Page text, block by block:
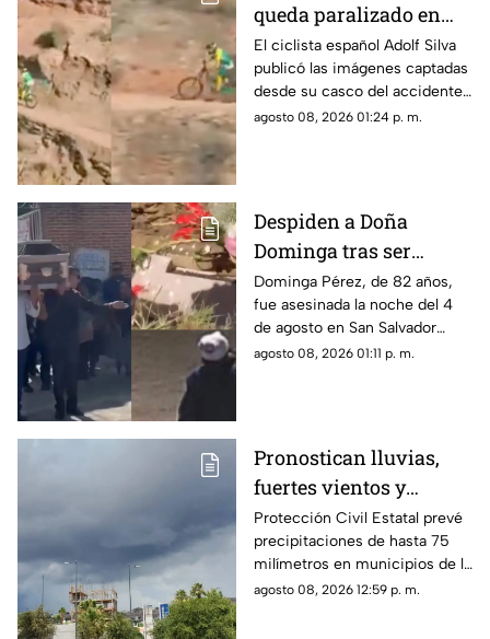
queda paralizado en
vivo; liberan video del
brutal accidente
El ciclista español Adolf Silva
publicó las imágenes captadas
desde su casco del accidente
que sufrió durante el Red Bull
agosto 08, 2026 01:24 p. m.
Despiden a Doña
Dominga tras ser
asesinada por 90 pesos
en Amozoc
Dominga Pérez, de 82 años,
fue asesinada la noche del 4
de agosto en San Salvador
Chachapa, Amozoc, Puebla,
agosto 08, 2026 01:11 p. m.
Pronostican lluvias,
fuertes vientos y
temperaturas de hasta
39°C para este fin de
semana en Chihuahua
Protección Civil Estatal prevé
precipitaciones de hasta 75
milímetros en municipios de la
zona suroeste, además de
agosto 08, 2026 12:59 p. m.